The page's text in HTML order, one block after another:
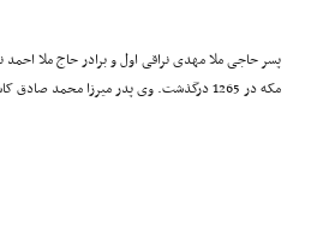
پسر حاجی ملا مهدی نراقی اول و برادر حاج ملا
مکه در 1265 درگذشت. وی پدر میرزا محمد صادق کاشانی از علمای آن شهر است، (مکارم الاثار، ج 1 و 2 ص 364).